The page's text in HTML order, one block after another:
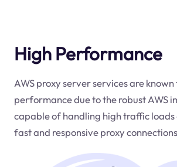
High Performance
AWS proxy server services are
performance due to the robust AWS
capable of handling high traffic loads
fast and responsive proxy